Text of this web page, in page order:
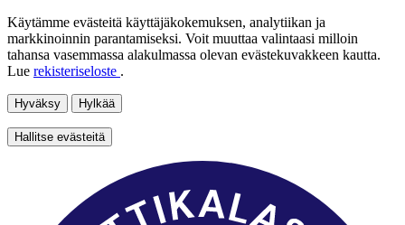
Käytämme evästeitä käyttäjäkokemuksen, analytiikan ja
markkinoinnin parantamiseksi. Voit muuttaa valintaasi milloin
tahansa vasemmassa alakulmassa olevan evästekuvakkeen kautta.
Lue rekisteriseloste .
Hyväksy Hylkää
Hallitse evästeitä